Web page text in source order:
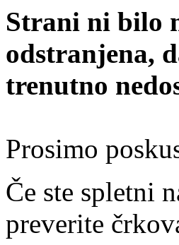
Strani ni bilo
odstranjena,
trenutno
Prosimo
Če ste spletni
preverite